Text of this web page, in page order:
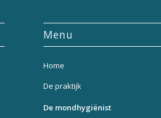
Menu
Home
De praktijk
De mondhygiënist